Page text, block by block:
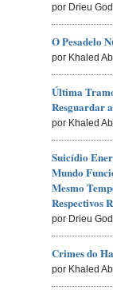
por Drieu
O Pesadelo
por Khaled
Última
Resguardar
por Khaled
Suicídio
Mundo
Mesmo
Respectivos
por Drieu
Crimes do
por Khaled